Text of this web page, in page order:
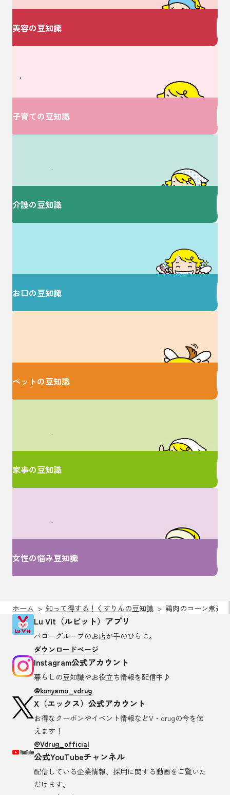
美容の豆知識
V・ドラッグにおまかせ♪
子育ての豆知識
介護の豆知識
お口の豆知識
ペットの豆知識
家事の豆知識
女性の悩み豆知識
ホーム 知って得する！くすりんの豆知識 鶏肉のコーン煮込み
Lu Vit（ルビット）アプリ
バローグループのお店が手のひらに。
ダウンロードページ
Instagram公式アカウント
暮らしの豆知識やお役立ち情報を配信中♪
@konyamo_vdrug
X（エックス）公式アカウント
お得なクーポンやイベント情報などV・drugの今を伝
えます！
@Vdrug_official
公式YouTubeチャンネル
配信している企業情報、採用に関する動画をご覧いた
だけます。